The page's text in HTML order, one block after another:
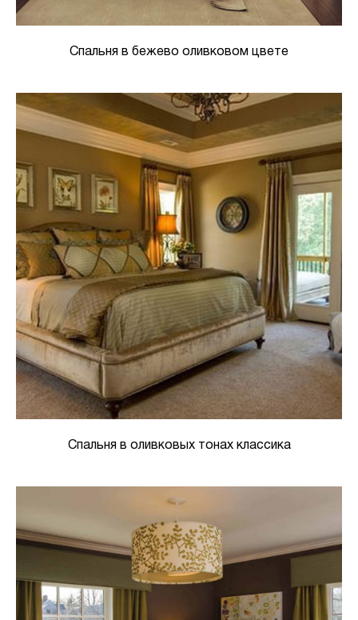
Спальня в бежево оливковом цвете
Спальня в оливковых тонах классика